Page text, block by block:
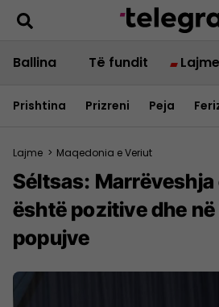
Ballina Të fundit Lajme
Prishtina Prizreni Peja
Lajme > Maqedonia e Veriut
Séltsas: Marrëveshja
është pozitive dhe
popujve